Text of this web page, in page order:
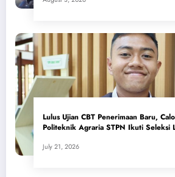
Lulus Ujian CBT Penerimaan Baru,
Politeknik Agraria STPN Ikuti Seleksi
July 21, 2026